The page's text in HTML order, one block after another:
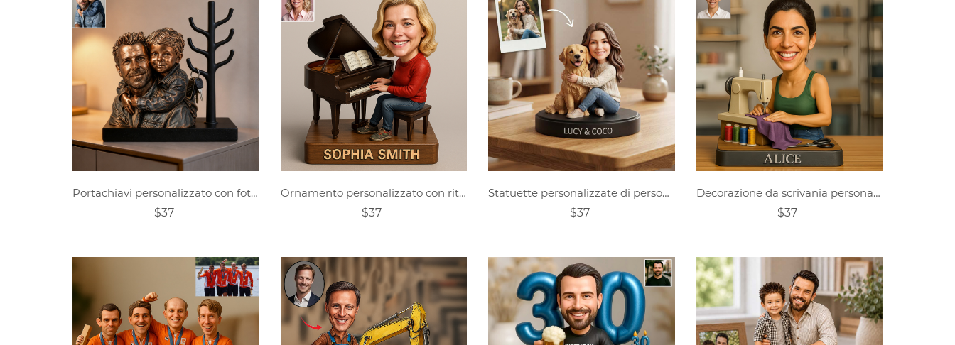
Portachiavi personalizzato con foto di padre e figlio
$37
Ornamento personalizzato con ritratto di pianista
$37
Statuette personalizzate di personaggi e animali domestici in versione Q
$37
Decorazione da scrivania personalizzata con ritratto di sarta
$37